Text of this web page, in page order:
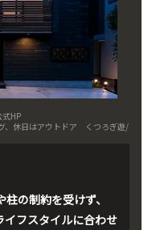
式HP
休日はアウトドア くつろぎ遊/
の制約を受けず、
フスタイルに合わせ